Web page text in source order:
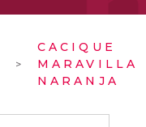
CACIQUE
MARAVILLA
NARANJA